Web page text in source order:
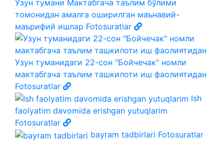
Узун тумани Мактабгача таълим бўлими
томонидан амалга оширилган маънавий-
маърифий ишлар Fotosuratlar
Узун туманидаги 22-сон "Бойчечак" номли
мактабгача таълим ташкилоти иш фаолиятидан
Fotosuratlar
Ish
faolyatim davomida erishgan yutuqlarim
Fotosuratlar
bayram tadbirlari Fotosuratlar